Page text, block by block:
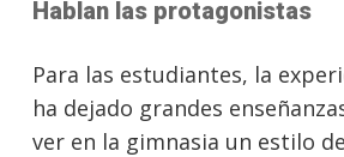
Hablan las protagonistas
Para las estudiantes, la
ha dejado grandes
ver en la gimnasia un estilo